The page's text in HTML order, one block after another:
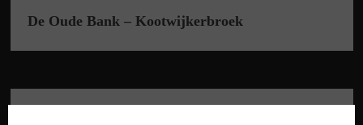
De Oude Bank – Kootwijkerbroek